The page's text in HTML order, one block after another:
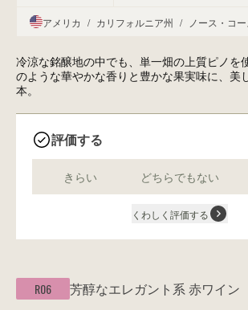
アメリカ / カリフォルニア州 / ノース・コー
冷涼な銘醸地の中でも、単一畑の上質ピノを
のような華やかな香りと豊かな果実味に、美
本。
評価する
きらい どちらでもない
くわしく評価する
R06 芳醇なエレガント系 赤ワイン